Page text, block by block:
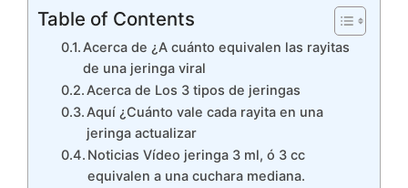
Table of Contents
Acerca de ¿A cuánto equivalen las rayitas
de una jeringa viral
Acerca de Los 3 tipos de jeringas
Aquí ¿Cuánto vale cada rayita en una
jeringa actualizar
Noticias Vídeo jeringa 3 ml, ó 3 cc
equivalen a una cuchara mediana.